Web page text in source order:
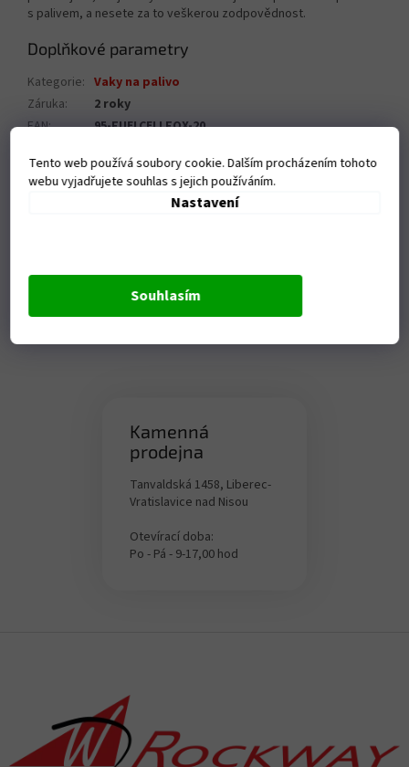
Tento web používá soubory cookie. Dalším procházením tohoto
webu vyjadřujete souhlas s jejich používáním.
Nastavení
Souhlasím
s palivem, a nesete za to veškerou zodpovědnost.
Doplňkové parametry
Kategorie: Vaky na palivo
Záruka:
2 roky
EAN: 95-FUELCELLFOX-20
Kamenná
prodejna
Tanvaldská 1458, Liberec-
Vratislavice nad Nisou
Otevírací doba:
Po - Pá - 9-17,00 hod